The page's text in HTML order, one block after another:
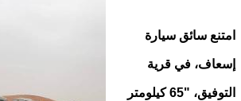
امتنع سائق سيارة
إسعاف، في قرية
التوفيق، "65 كيلومتر